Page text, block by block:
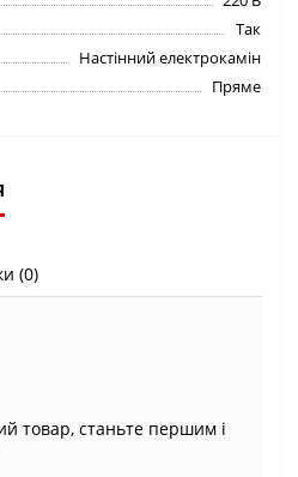
Так
Настінний електрокамін
Пряме
(0)
товар, станьте першим і